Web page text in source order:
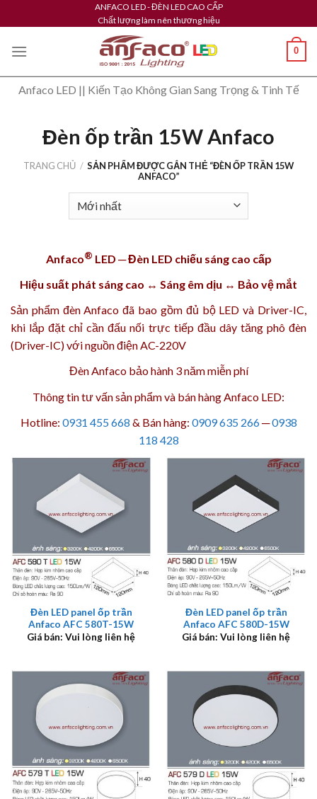
to
content
ANFACO LED - ĐÈN LED CAO CẤP
Chất lượng làm nên thương hiệu
0
Anfaco LED || Kiến Tạo Không Gian Sang Trọng & Tinh Tế
Đèn ốp trần 15W Anfaco
TRANG CHỦ / SẢN PHẨM ĐƯỢC GẮN THẺ “ĐÈN ỐP TRẦN 15W
ANFACO”
Anfaco® LED ─ Đèn LED chiếu sáng cao cấp
Hiệu suất phát sáng cao ↔ Sáng êm dịu ↔ Bảo vệ mắt
Sản phẩm đèn Anfaco đã bao gồm đủ bộ LED và Driver-IC,
khi lắp đặt chỉ cần đấu nối trực tiếp đầu dây tăng phô đèn
(Driver-IC) với nguồn điện AC-220V
Đèn Anfaco bảo hành 3 nămmiễn phí
Thông tin tư vấn sản phẩm và bán hàng Anfaco LED:
Hotline: 0931 455 668 & Bán hàng: 0909 635 266─0938
118 428
Đèn LED panel ốp trần
Anfaco AFC 580T-15W
Giá bán: Vui lòng liên hệ
Đèn LED panel ốp trần
Anfaco AFC 580D-15W
Giá bán: Vui lòng liên hệ